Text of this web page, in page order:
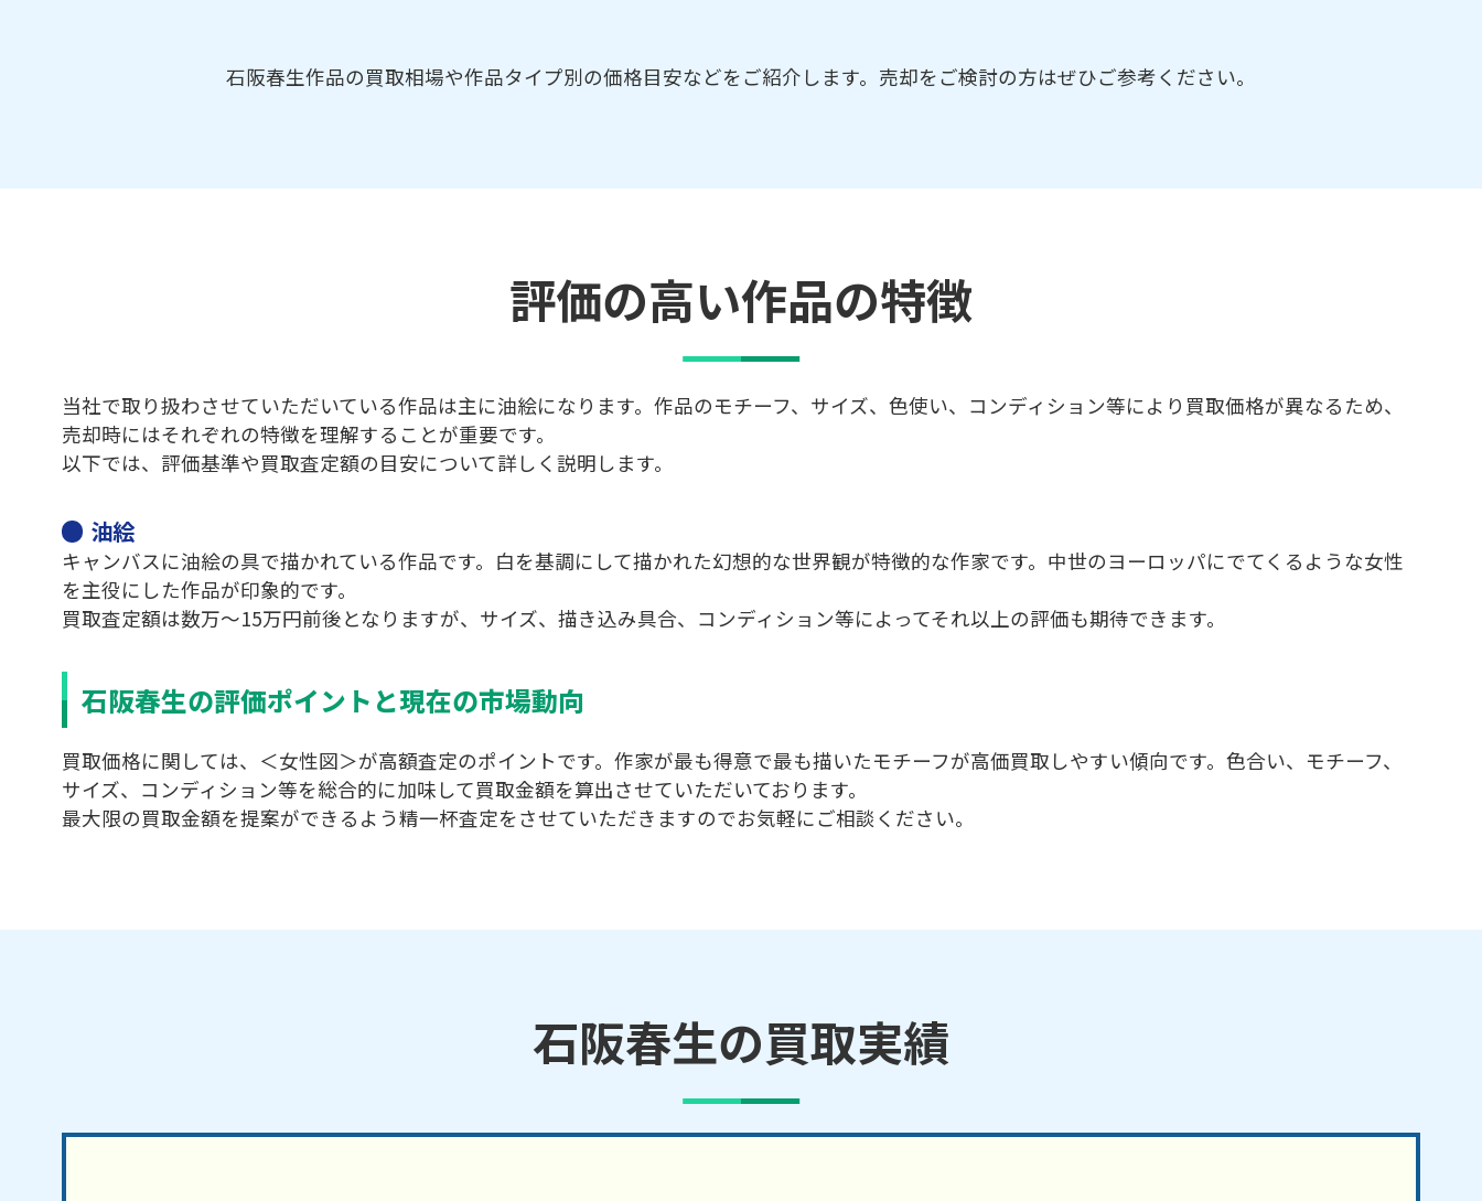
石阪春生作品の買取相場や作品タイプ別の価格目安などをご紹介します。売却をご検討の方はぜひご参考ください。
評価の高い作品の特徴
当社で取り扱わさせていただいている作品は主に油絵になります。作品のモチーフ、サイズ、色使い、コンディション等により買取価格が異なるため、
売却時にはそれぞれの特徴を理解することが重要です。
以下では、評価基準や買取査定額の目安について詳しく説明します。
油絵
キャンバスに油絵の具で描かれている作品です。白を基調にして描かれた幻想的な世界観が特徴的な作家です。中世のヨーロッパにでてくるような女性
を主役にした作品が印象的です。
買取査定額は数万～15万円前後となりますが、サイズ、描き込み具合、コンディション等によってそれ以上の評価も期待できます。
石阪春生の評価ポイントと現在の市場動向
買取価格に関しては、＜女性図＞が高額査定のポイントです。作家が最も得意で最も描いたモチーフが高価買取しやすい傾向です。色合い、モチーフ、
サイズ、コンディション等を総合的に加味して買取金額を算出させていただいております。
最大限の買取金額を提案ができるよう精一杯査定をさせていただきますのでお気軽にご相談ください。
石阪春生の買取実績